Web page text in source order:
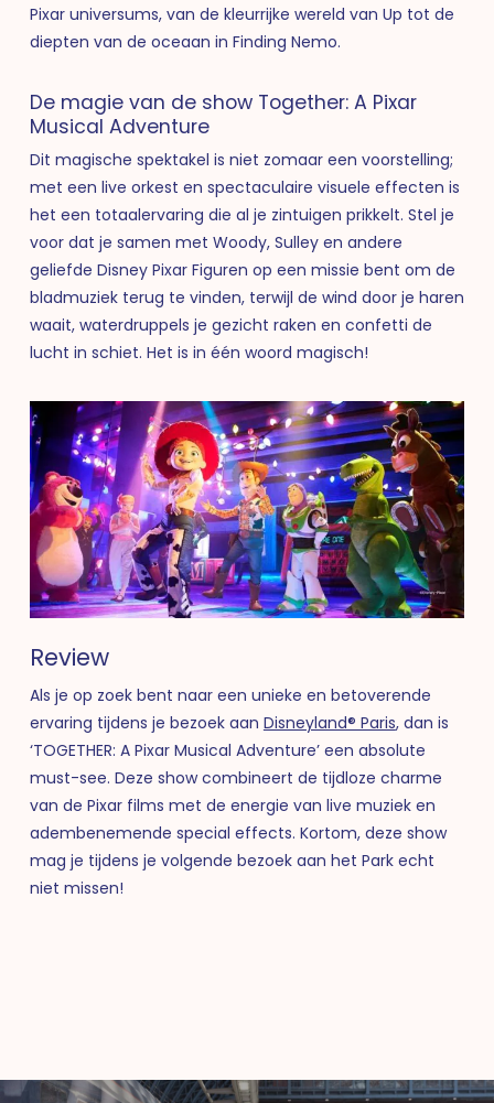
Pixar universums, van de kleurrijke wereld van Up tot de
diepten van de oceaan in Finding Nemo.
De magie van de show Together: A Pixar
Musical Adventure
Dit magische spektakel is niet zomaar een voorstelling;
met een live orkest en spectaculaire visuele effecten is
het een totaalervaring die al je zintuigen prikkelt. Stel je
voor dat je samen met Woody, Sulley en andere
geliefde Disney Pixar Figuren op een missie bent om de
bladmuziek terug te vinden, terwijl de wind door je haren
waait, waterdruppels je gezicht raken en confetti de
lucht in schiet. Het is in één woord magisch!
Review
Als je op zoek bent naar een unieke en betoverende
ervaring tijdens je bezoek aan Disneyland® Paris, dan is
‘TOGETHER: A Pixar Musical Adventure’ een absolute
must-see. Deze show combineert de tijdloze charme
van de Pixar films met de energie van live muziek en
adembenemende special effects. Kortom, deze show
mag je tijdens je volgende bezoek aan het Park echt
niet missen!